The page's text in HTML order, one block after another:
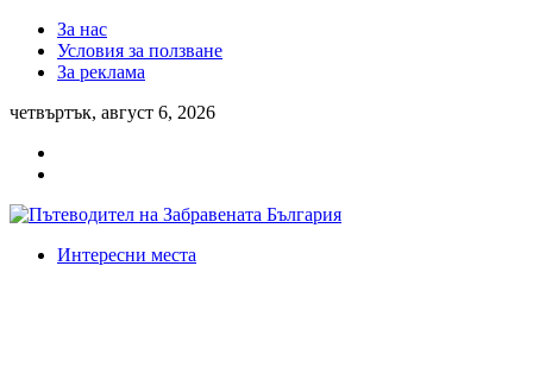
За нас
Условия за ползване
За реклама
четвъртък, август 6, 2026
Интересни места